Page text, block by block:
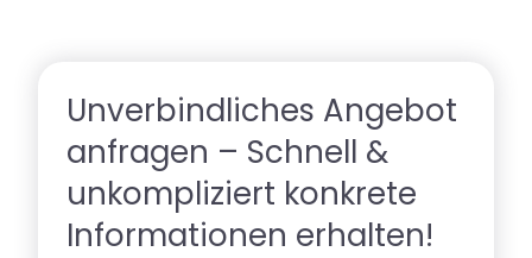
Unverbindliches Angebot
anfragen – Schnell &
unkompliziert konkrete
Informationen erhalten!